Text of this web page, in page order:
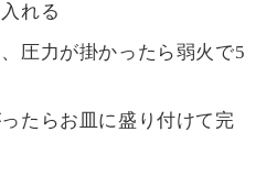
れる
圧力が掛かったら弱火で5
たらお皿に盛り付けて完